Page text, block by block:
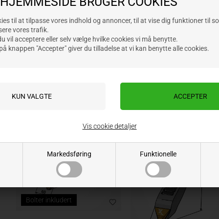
til at tilpasse vores indhold og annoncer, til at vise dig funktioner til
vores trafik.
vil acceptere eller selv vælge hvilke cookies vi må benytte.
knappen "Accepter" giver du tilladelse at vi kan benytte alle cookies.
Markedsføring Funktionelle
Vis cookie detaljer
Lev. varenr.:
1.995,00
Lev. varenr.:
352,00
Bolter inkludert